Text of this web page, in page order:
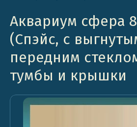
Аквариум сфера
(Спэйс, с
передним
тумбы и крышки